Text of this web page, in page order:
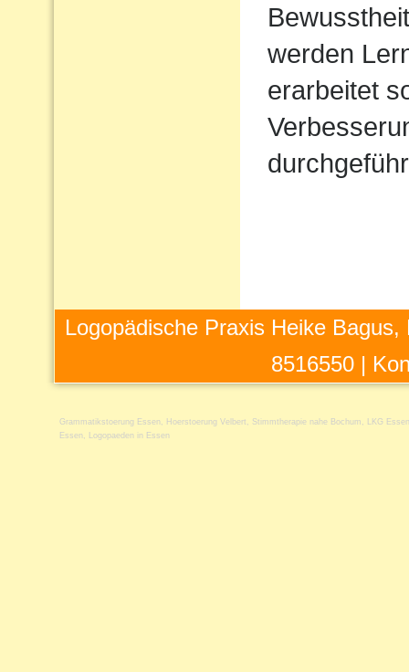
werden
erarbeitet
Logopädische Praxis Heike
8516550 |
Grammatikstoerung Essen Hoerstoerung Velbert Stimmtherapie nahe Bochum
LKG Essen
Essen
Logopaeden in Essen